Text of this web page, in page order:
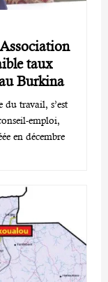
taux
Burkina
travail, s’est
emploi,
en décembre